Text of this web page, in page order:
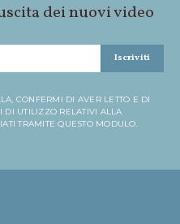
dei nuovi video
Iscriviti
CONFERMI DI AVER LETTO E DI
DI UTILIZZO RELATIVI ALLA
TRAMITE QUESTO MODULO.